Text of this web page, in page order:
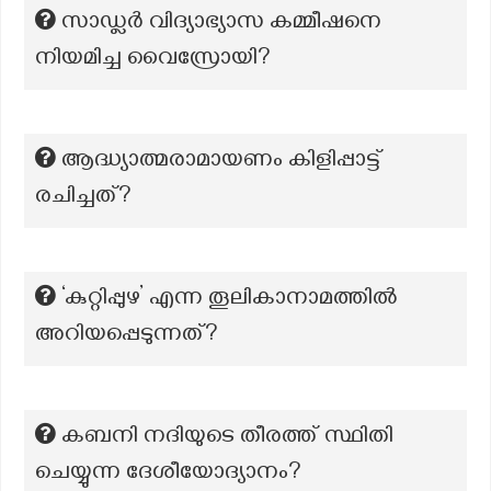
സാഡ്ലർ വിദ്യാഭ്യാസ കമ്മീഷനെ
നിയമിച്ച വൈസ്രോയി?
ആദ്ധ്യാത്മരാമായണം കിളിപ്പാട്ട്
രചിച്ചത്?
‘കുറ്റിപ്പുഴ’ എന്ന തൂലികാനാമത്തില്‍
അറിയപ്പെടുന്നത്?
കബനി നദിയുടെ തീരത്ത് സ്ഥിതി
ചെയ്യുന്ന ദേശീയോദ്യാനം?